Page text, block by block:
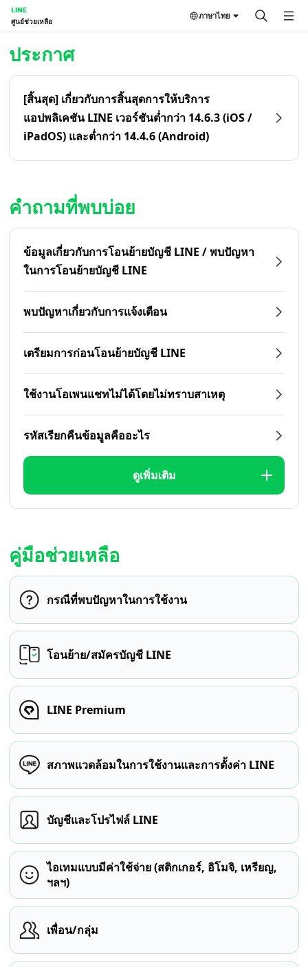
LINE
ศูนย์ช่วยเหลือ
ภาษาไทย
ประกาศ
[สิ้นสุด] เกี่ยวกับการสิ้นสุดการให้บริการ
แอปพลิเคชัน LINE เวอร์ชันต่ำกว่า 14.6.3 (iOS /
iPadOS) และต่ำกว่า 14.4.6 (Android)
คำถามที่พบบ่อย
ข้อมูลเกี่ยวกับการโอนย้ายบัญชี LINE / พบปัญหา
ในการโอนย้ายบัญชี LINE
พบปัญหาเกี่ยวกับการแจ้งเตือน
เตรียมการก่อนโอนย้ายบัญชี LINE
ใช้งานโอเพนแชทไม่ได้โดยไม่ทราบสาเหตุ
รหัสเรียกคืนข้อมูลคืออะไร
ดูเพิ่มเติม
คู่มือช่วยเหลือ
กรณีที่พบปัญหาในการใช้งาน
โอนย้าย/สมัครบัญชี LINE
LINE Premium
สภาพแวดล้อมในการใช้งานและการตั้งค่า LINE
บัญชีและโปรไฟล์ LINE
ไอเทมแบบมีค่าใช้จ่าย (สติกเกอร์, อิโมจิ, เหรียญ,
ฯลฯ)
เพื่อน/กลุ่ม